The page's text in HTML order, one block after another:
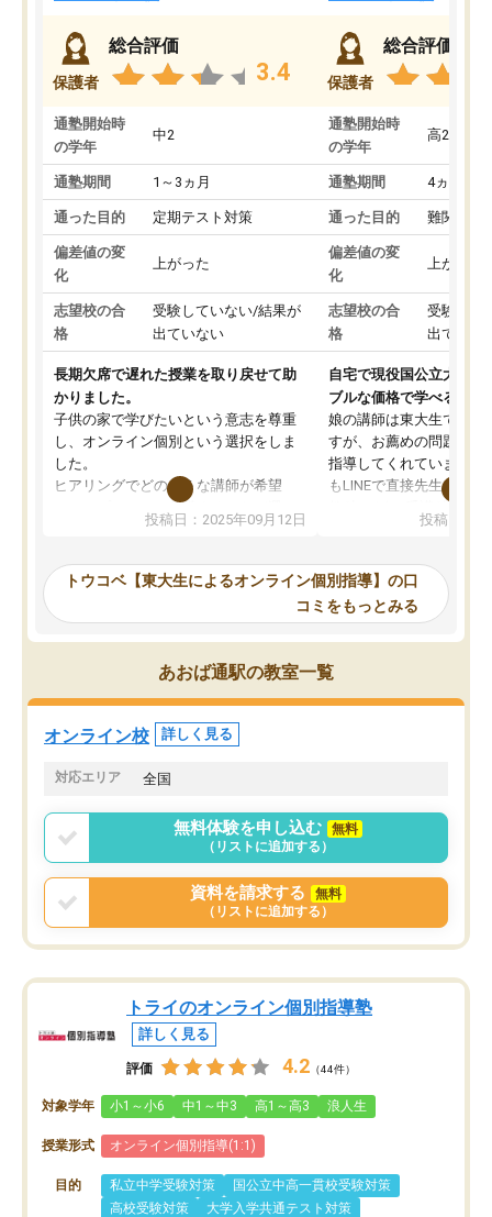
保護者
総合評価
3.4
通塾開始時
の学年
中2
通塾期間 1～3ヵ月
通った目的 定期テスト対策
偏差値の変
化
上がった
志望校の合
格
受験していない/結果が
出ていない
長期欠席で遅れた授業を取り戻せて助
かりました。
子供の家で学びたいという意志を尊重
し、オンライン個別という選択をしま
した。
ヒアリングでどのような講師が希望
か、オプションは付帯するかなど選ぶ
事が出来ました。
ーティングを行い、その講師で良いか
見てから講師を決定する事ができま
す。
うちの子は、初回面談の講師の方で決
オンラインツールを使用した単語帳の
共有があり宿題もそちらで出される形
でした。
言う事で講師変更の申し出があり、あ
まりに短期での変更だった為、塾に通
う事にして退会しました。遅れも取り
戻せ、授業内容や講師の方は良かった
と思います。
投稿日：2025年09月12日
保護者
総合評価
通塾開始時
の学年
高2
通塾期間 4ヵ月～1
通った目的 難関私立
偏差値の変
化
上がった
志望校の合
格
受験して
出ていな
自宅で現役国公立大学生
ブルな価格で学べる
娘の講師は東大生では無
すが、お薦めの問題集や
指導してくれています。
もLINEで直接先生に質問
めれるので、個人に合
いなのがあり(有料)、受
ことをどんなスケジュー
くか相談したのですが、
ち期待したものではなく
内容でした。それでも明
やる気も出ましたし、苦
くなってきたようなので
投稿日：
トウコベ【東大生によるオンライン個別指導】の口
コミをもっとみる
あおば通駅の教室一覧
オンライン校 詳しく見る
対応エリア 全国
無料体験を申し込む
無料
（リストに追加する）
資料を請求する
無料
（リストに追加する）
トライのオンライン個別指導塾
詳しく見る
評価 4.2 （44件）
対象学年 小1～小6 中1～中3 高1～高3 浪人生
授業形式 オンライン個別指導(1:1)
目的 私立中学受験対策
国公立中高一貫校受験対策
高校受験対策
大学入学共通テスト対策